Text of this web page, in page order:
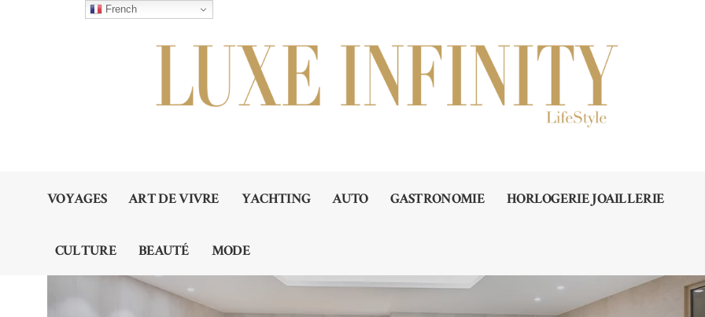
VOYAGES ART DE VIVRE YACHTING AUTO GASTRONOMIE HORLOGERIE JOAILLERIE
CULTURE BEAUTÉ MODE
French